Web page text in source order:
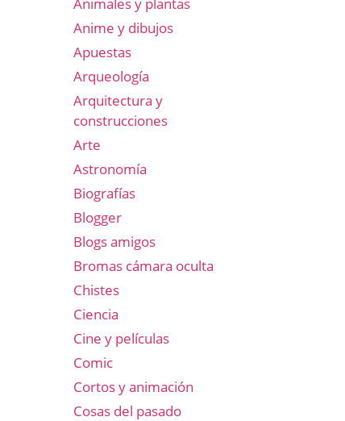
Anime y dibujos
Apuestas
Arqueología
Arquitectura y
construcciones
Arte
Astronomía
Biografías
Blogger
Blogs amigos
Bromas cámara oculta
Chistes
Ciencia
Cine y películas
Comic
Cortos y animación
Cosas del pasado